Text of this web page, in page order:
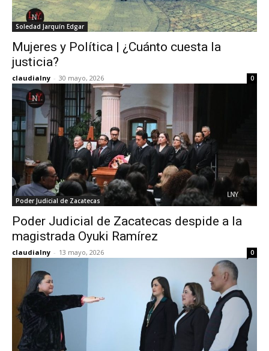
Soledad Jarquín Edgar
Mujeres y Política | ¿Cuánto cuesta la
justicia?
claudialny - 30 mayo, 2026 0
Poder Judicial de Zacatecas
Poder Judicial de Zacatecas despide a la
magistrada Oyuki Ramírez
claudialny - 13 mayo, 2026 0